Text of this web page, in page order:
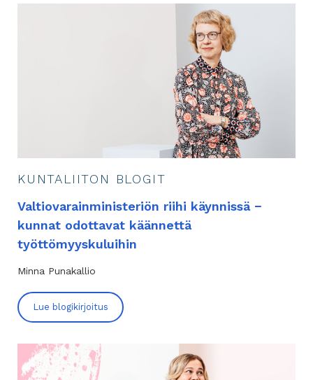
KUNTALIITON BLOGIT
Valtiovarainministeriön riihi käynnissä −
kunnat odottavat käännettä
työttömyyskuluihin
Minna Punakallio
Lue blogikirjoitus